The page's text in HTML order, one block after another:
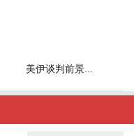
美伊谈判前景...